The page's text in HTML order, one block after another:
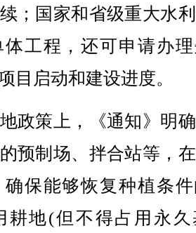
；国家和省级重大水
工程，还可申请办
目启动和建设进度。
策上，《通知》明
预制场、拌合站等，
保能够恢复种植条
耕地(但不得占用永久